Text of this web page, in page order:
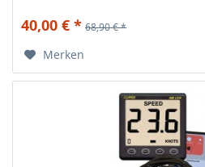
40,00 € * 68,90 € *
Merken